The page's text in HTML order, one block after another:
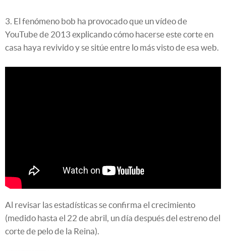
3. El fenómeno bob ha provocado que un vídeo de
YouTube de 2013 explicando cómo hacerse este corte en
casa haya revivido y se sitúe entre lo más visto de esa web.
Al revisar las estadísticas se confirma el crecimiento
(medido hasta el 22 de abril, un día después del estreno del
corte de pelo de la Reina).